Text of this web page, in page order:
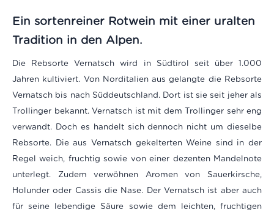
Ein sortenreiner Rotwein mit einer uralten
Tradition in den Alpen.
Die Rebsorte Vernatsch wird in Südtirol seit über 1.000
Jahren kultiviert. Von Norditalien aus gelangte die Rebsorte
Vernatsch bis nach Süddeutschland. Dort ist sie seit jeher als
Trollinger bekannt. Vernatsch ist mit dem Trollinger sehr eng
verwandt. Doch es handelt sich dennoch nicht um dieselbe
Rebsorte. Die aus Vernatsch gekelterten Weine sind in der
Regel weich, fruchtig sowie von einer dezenten Mandelnote
unterlegt. Zudem verwöhnen Aromen von Sauerkirsche,
Holunder oder Cassis die Nase. Der Vernatsch ist aber auch
für seine lebendige Säure sowie dem leichten, fruchtigen